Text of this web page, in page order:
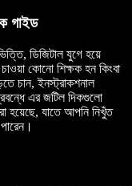
গাইড
ডিজিটাল যুগে হয়ে
কোনো শিক্ষক হন কিংবা
চান, ইনস্ট্রাকশনাল
এর জটিল দিকগুলো
হয়েছে, যাতে আপনি নিখুঁত